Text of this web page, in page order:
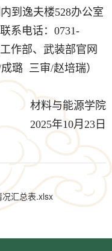
到逸夫楼528办公室
系电话：0731-
作部、武装部官网
璐 三审/赵培瑞）
材料与能源学院
2025年10月23日
汇总表.xlsx